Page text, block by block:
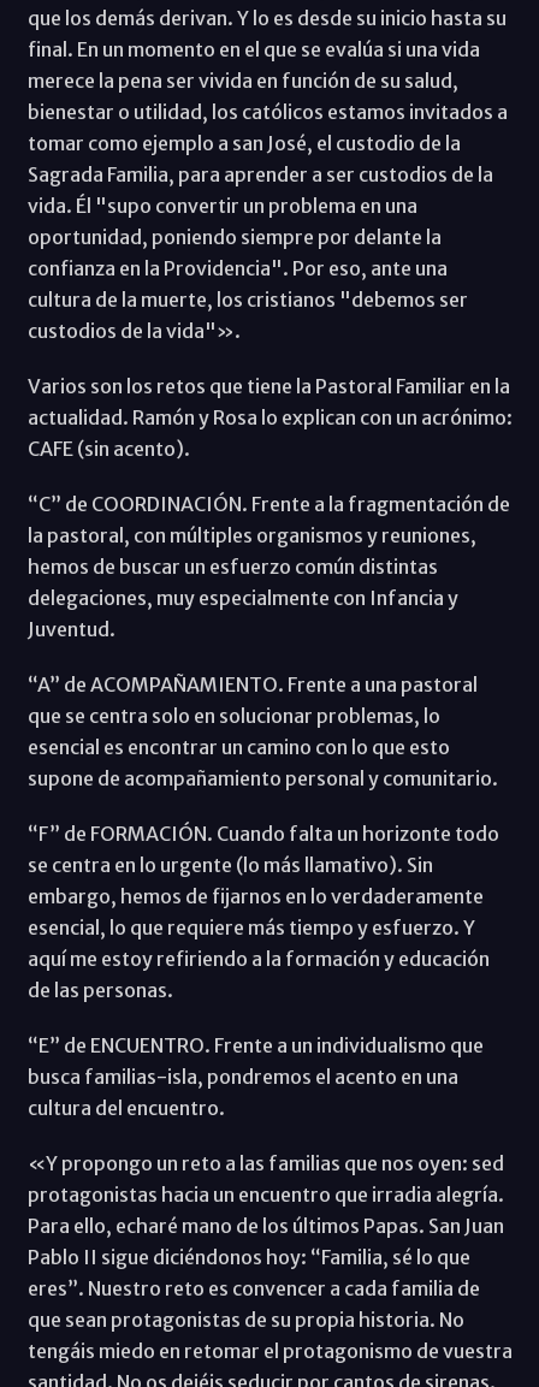
que los demás derivan. Y lo es desde su inicio hasta su
final. En un momento en el que se evalúa si una vida
merece la pena ser vivida en función de su salud,
bienestar o utilidad, los católicos estamos invitados a
tomar como ejemplo a san José, el custodio de la
Sagrada Familia, para aprender a ser custodios de la
vida. Él "supo convertir un problema en una
oportunidad, poniendo siempre por delante la
confianza en la Providencia". Por eso, ante una
cultura de la muerte, los cristianos "debemos ser
custodios de la vida"».
Varios son los retos que tiene la Pastoral Familiar en la
actualidad. Ramón y Rosa lo explican con un acrónimo:
CAFE (sin acento).
“C” de COORDINACIÓN. Frente a la fragmentación de
la pastoral, con múltiples organismos y reuniones,
hemos de buscar un esfuerzo común distintas
delegaciones, muy especialmente con Infancia y
Juventud.
“A” de ACOMPAÑAMIENTO. Frente a una pastoral
que se centra solo en solucionar problemas, lo
esencial es encontrar un camino con lo que esto
supone de acompañamiento personal y comunitario.
“F” de FORMACIÓN. Cuando falta un horizonte todo
se centra en lo urgente (lo más llamativo). Sin
embargo, hemos de fijarnos en lo verdaderamente
esencial, lo que requiere más tiempo y esfuerzo. Y
aquí me estoy refiriendo a la formación y educación
de las personas.
“E” de ENCUENTRO. Frente a un individualismo que
busca familias-isla, pondremos el acento en una
cultura del encuentro.
«Y propongo un reto a las familias que nos oyen: sed
protagonistas hacia un encuentro que irradia alegría.
Para ello, echaré mano de los últimos Papas. San Juan
Pablo II sigue diciéndonos hoy: “Familia, sé lo que
eres”. Nuestro reto es convencer a cada familia de
que sean protagonistas de su propia historia. No
tengáis miedo en retomar el protagonismo de vuestra
santidad. No os dejéis seducir por cantos de sirenas.